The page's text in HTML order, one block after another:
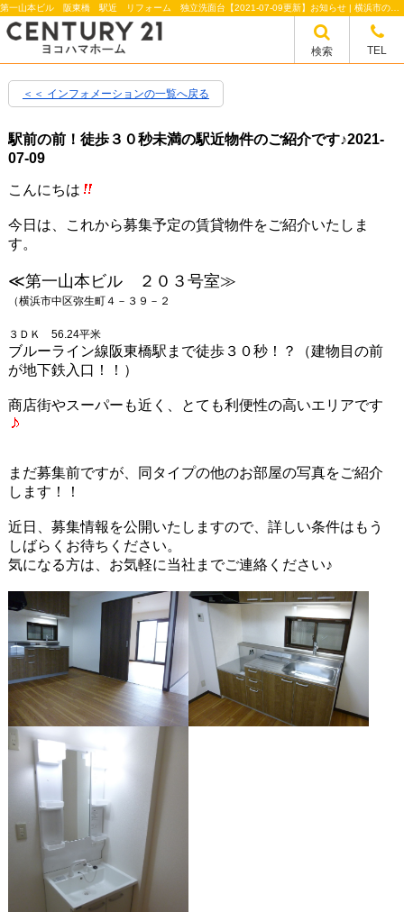
検索 TEL
＜＜ インフォメーションの一覧へ戻る
駅前の前！徒歩３０秒未満の駅近物件のご紹介です♪2021-
07-09
こんにちは
今日は、これから募集予定の賃貸物件をご紹介いたしま
す。
≪第一山本ビル ２０３号室≫
（横浜市中区弥生町４－３９－２
３ＤＫ 56.24平米
ブルーライン線阪東橋駅まで徒歩３０秒！？（建物目の前
が地下鉄入口！！）
商店街やスーパーも近く、とても利便性の高いエリアです
まだ募集前ですが、同タイプの他のお部屋の写真をご紹介
します！！
近日、募集情報を公開いたしますので、詳しい条件はもう
しばらくお待ちください。
気になる方は、お気軽に当社までご連絡ください♪